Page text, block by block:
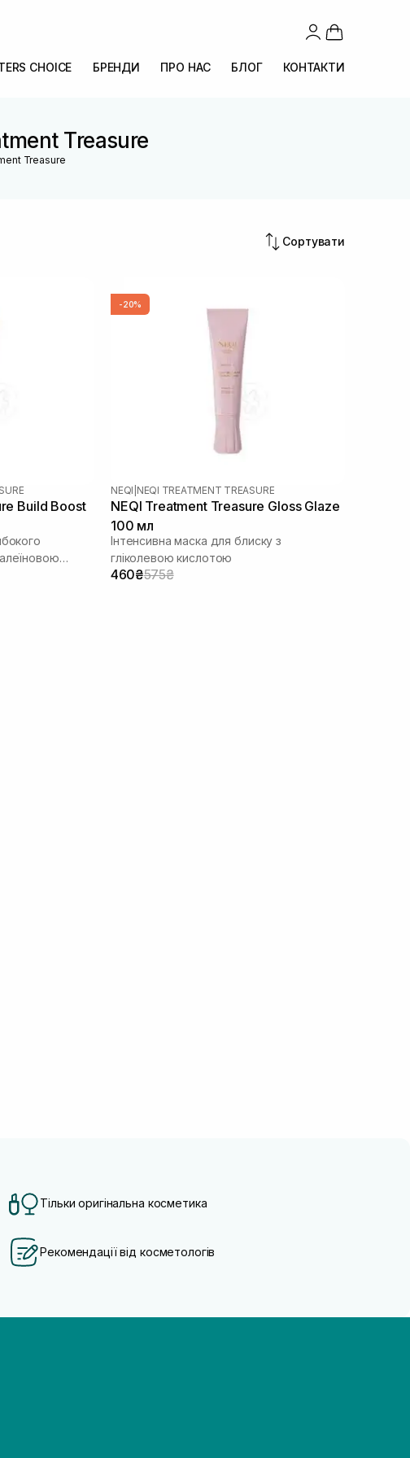
CHOICE БРЕНДИ ПРО НАС БЛОГ КОНТАКТИ
Treasure
Treasure
Сортувати
Build Boost
-20%
NEQI NEQI TREATMENT TREASURE
NEQI Treatment Treasure Gloss Glaze
100 мл
Інтенсивна маска для блиску з
гліколевою кислотою
460₴575₴
Тільки оригінальна косметика
Рекомендації від косметологів